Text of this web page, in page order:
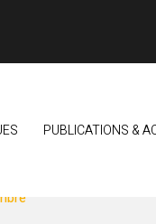
PUBLICATIONS &